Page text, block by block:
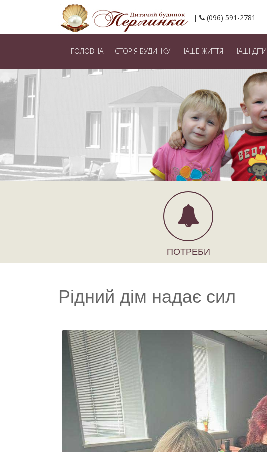
(096) 591-2781
ГОЛОВНА ІСТОРІЯ БУДИНКУ НАШЕ ЖИТТЯ НАШІ ДІТИ
ПОТРЕБИ
Рідний дім надає сил